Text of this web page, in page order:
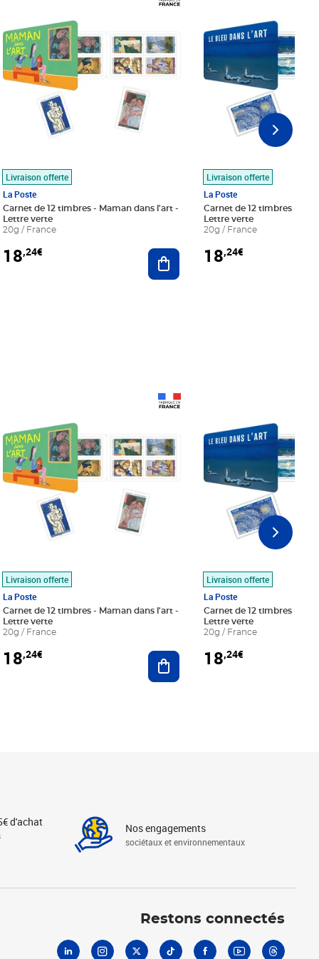
au panier
Livraison offerte
La Poste
Carnet de 12 timbres - Maman dans l'art -
Lettre verte
20g / France
18,24€ Ajouter au panier
Livraison offerte
La Poste
Carnet de 12 timbres - Le
Lettre verte
20g / France
18,24€
au panier
Livraison offerte
La Poste
Carnet de 12 timbres - Maman dans l'art -
Lettre verte
20g / France
18,24€ Ajouter au panier
Livraison offerte
La Poste
Carnet de 12 timbres - Le
Lettre verte
20g / France
18,24€
d'achat Nos engagements
sociétaux et environnementaux
Restons connectés